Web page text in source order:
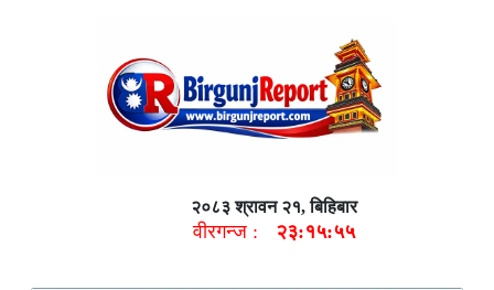
२०८३ श्रावन २१, बिहिबार
वीरगन्ज : २३:१५:५६